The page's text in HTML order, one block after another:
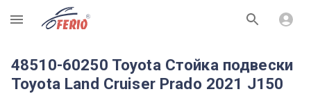
R
48510-60250 Toyota Стойка подвески
Toyota Land Cruiser Prado 2021 J150